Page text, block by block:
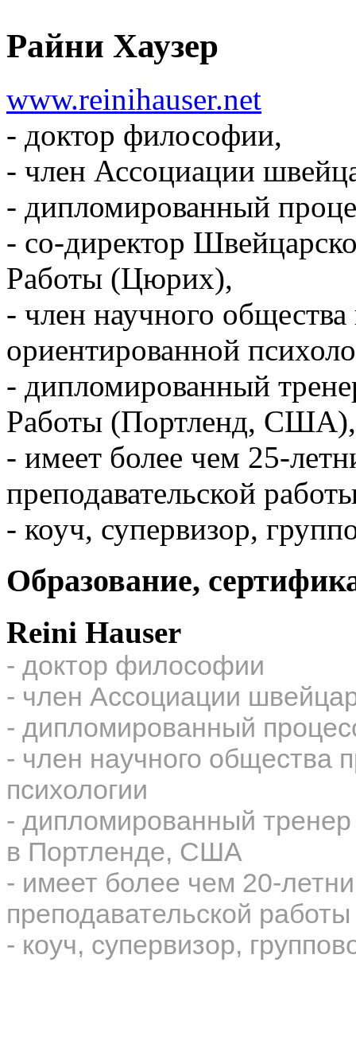
Райни Хаузер
www.reinihauser.net
- доктор философии,
- член Ассоциации
- дипломированный
- со-директор
Работы (Цюрих),
- член научного
ориентированной
- дипломированный
Работы (Портленд, США),
- имеет более чем 25-
преподавательской
- коуч, супервизор,
Образование,
Reini Hauser
- доктор философии
- член Ассоциации
- дипломированный
- член научного общества
психологии
- дипломированный
в Портленде, США
- имеет более чем 20-
преподавательской
- коуч, супервизор,